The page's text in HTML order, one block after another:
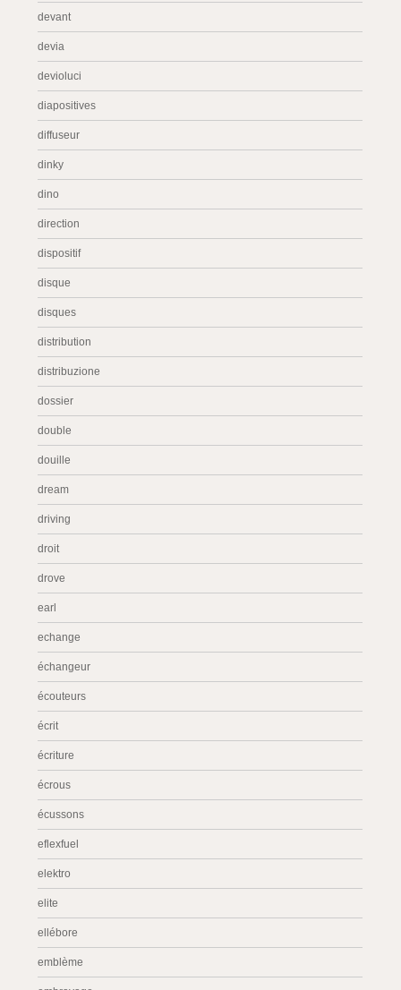
devant
devia
devioluci
diapositives
diffuseur
dinky
dino
direction
dispositif
disque
disques
distribution
distribuzione
dossier
double
douille
dream
driving
droit
drove
earl
echange
échangeur
écouteurs
écrit
écriture
écrous
écussons
eflexfuel
elektro
elite
ellébore
emblème